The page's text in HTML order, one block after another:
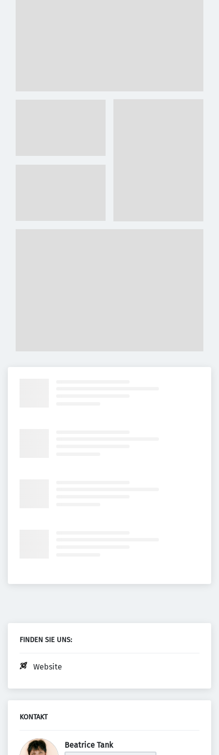
FINDEN SIE UNS:
Website
KONTAKT
Beatrice Tank